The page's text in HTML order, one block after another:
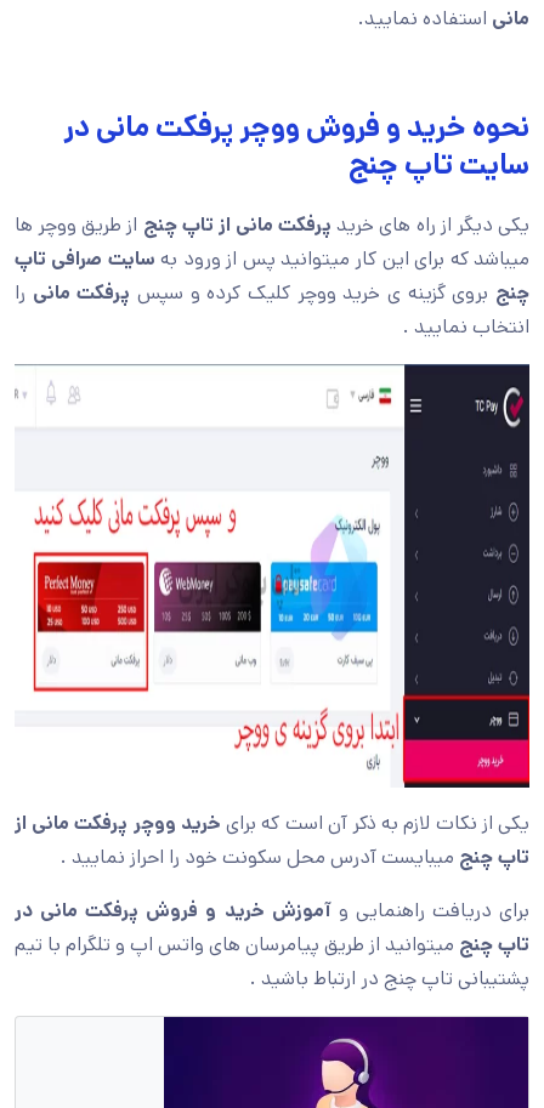
مانی استفاده نمایید.
نحوه خرید و فروش ووچر پرفکت مانی در
سایت تاپ چنج
یکی دیگر از راه های خرید پرفکت مانی از تاپ چنج از طریق ووچر ها
میباشد که برای این کار میتوانید پس از ورود به سایت صرافی تاپ
چنج بروی گزینه ی خرید ووچر کلیک کرده و سپس پرفکت مانی را
انتخاب نمایید .
یکی از نکات لازم به ذکر آن است که برای خرید ووچر پرفکت مانی از
تاپ چنج میبایست آدرس محل سکونت خود را احراز نمایید .
برای دریافت راهنمایی وآموزش خرید و فروش پرفکت مانی در
تاپ چنج میتوانید از طریق پیامرسان های واتس اپ و تلگرام با تیم
پشتیبانی تاپ چنج در ارتباط باشید .